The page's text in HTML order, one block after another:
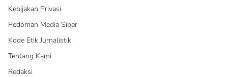
Kebijakan Privasi
Pedoman Media Siber
Kode Etik Jurnalistik
Tentang Kami
Redaksi